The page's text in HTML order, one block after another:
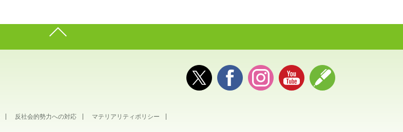
反社会的勢力への対応
マテリアリティポリシー